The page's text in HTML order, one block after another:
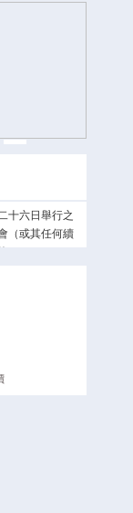
十六日舉行之
（或其任何續